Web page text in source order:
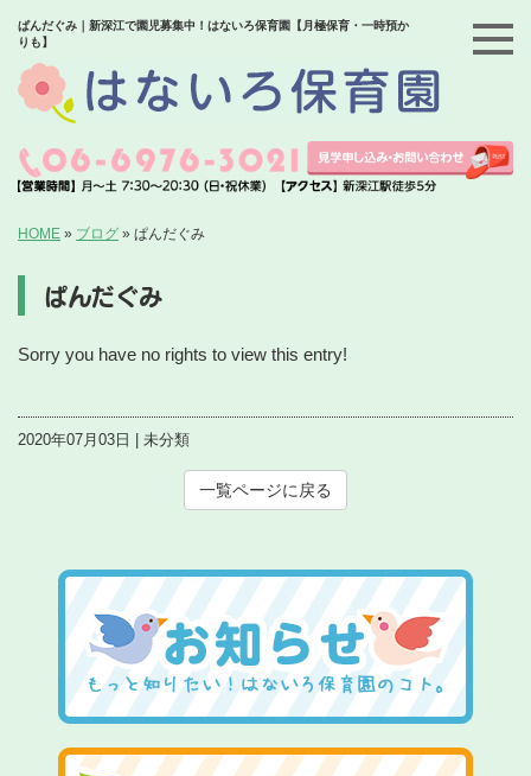
ぱんだぐみ｜新深江で園児募集中！はないろ保育園【月極保育・一時預か
りも】
HOME » ブログ » ぱんだぐみ
ぱんだぐみ
Sorry you have no rights to view this entry!
2020年07月03日 | 未分類
一覧ページに戻る